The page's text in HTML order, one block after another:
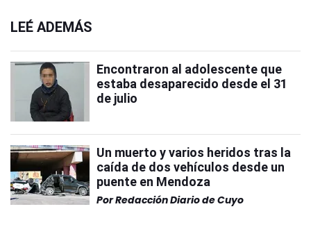
LEÉ ADEMÁS
Encontraron al adolescente que
estaba desaparecido desde el 31
de julio
Un muerto y varios heridos tras la
caída de dos vehículos desde un
puente en Mendoza
PorRedacción Diario de Cuyo